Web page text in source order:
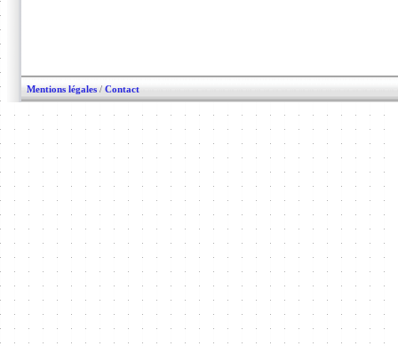
Mentions légales / Contact